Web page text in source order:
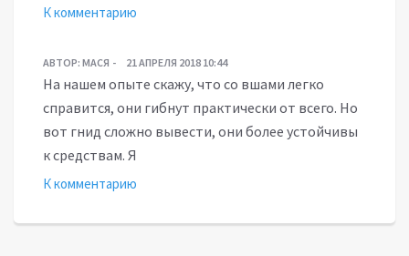
К комментарию
АВТОР: МАСЯ 21 АПРЕЛЯ 2018 10:44
На нашем опыте скажу, что со вшами легко
справится, они гибнут практически от всего. Но
вот гнид сложно вывести, они более устойчивы
к средствам. Я
К комментарию